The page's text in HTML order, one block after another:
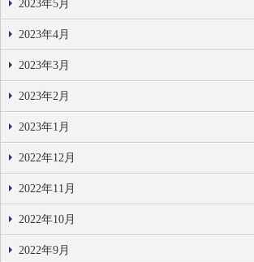
2023年5月
2023年4月
2023年3月
2023年2月
2023年1月
2022年12月
2022年11月
2022年10月
2022年9月